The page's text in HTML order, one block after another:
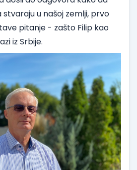
u našoj zemlji, prvo
pitanje - zašto Filip kao
iz Srbije.